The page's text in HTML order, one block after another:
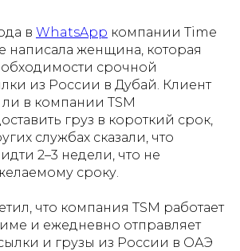
в WhatsApp компании Time
написала женщина, которая
срочной
из России в Дубай. Клиент
ли в компании TSM
груз в короткий срок,
службах сказали, что
2–3 недели, что не
сроку.
что компания TSM работает
и ежедневно отправляет
и грузы из России в ОАЭ